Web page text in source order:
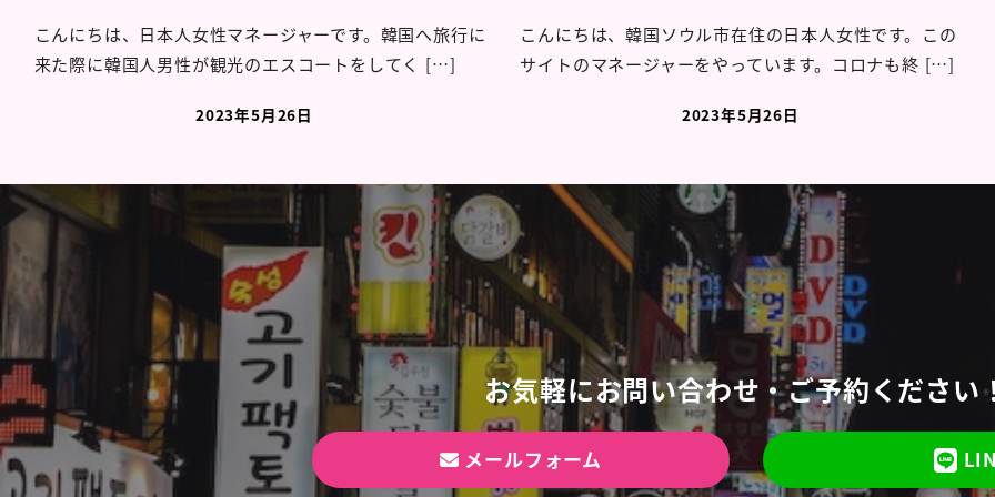
こんにちは、日本人女性マネージャーです。韓国へ旅行に
来た際に韓国人男性が観光のエスコートをしてく […]
2023年5月26日
こんにちは、韓国ソウル市在住の日本人女性です。この
サイトのマネージャーをやっています。コロナも終 […]
2023年5月26日
お気軽にお問い合わせ・ご予約ください
メールフォーム